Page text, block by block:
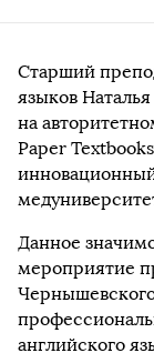
Старший
языков
на
Paper
Данное
мероприятие
английского